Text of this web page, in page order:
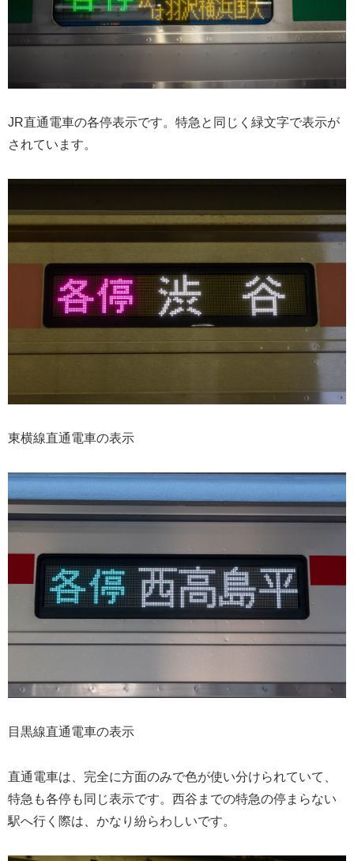
JR直通電車の各停表示です。特急と同じく緑文字で表示が
されています。
東横線直通電車の表示
目黒線直通電車の表示
直通電車は、完全に方面のみで色が使い分けられていて、
特急も各停も同じ表示です。西谷までの特急の停まらない
駅へ行く際は、かなり紛らわしいです。